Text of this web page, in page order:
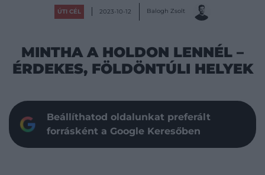
ÚTI CÉL 2023-10-12 Balogh Zsolt
MINTHA A HOLDON LENNÉL –
ÉRDEKES, FÖLDÖNTÚLI HELYEK
Beállíthatod oldalunkat preferált
forrásként a Google Keresőben